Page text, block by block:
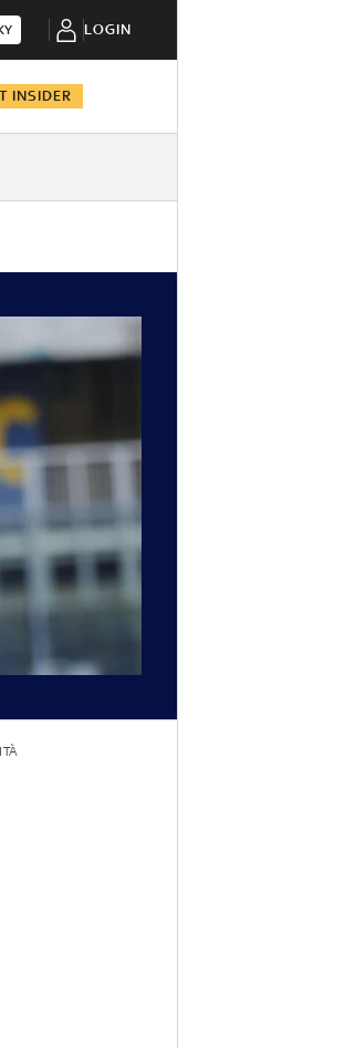
LOGIN
INSIDER